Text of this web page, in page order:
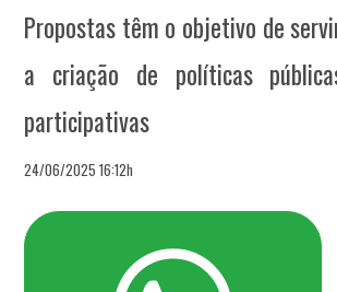
Propostas têm o objetivo de
a criação de políticas
participativas
24/06/2025 16:12h